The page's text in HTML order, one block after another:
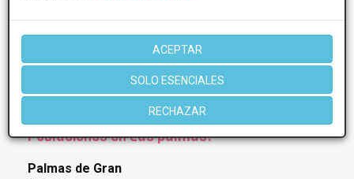
ACEPTAR
SOLO ESENCIALES
RECHAZAR
* Información orientativa, el descuento puede variar en función del
tratamiento y centro elegidos. Consulte los centros para conocer las
ofertas y descuentos que ofrecen.
Poblaciones en Las palmas:
Palmas de Gran